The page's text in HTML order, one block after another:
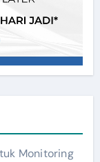
Monitoring